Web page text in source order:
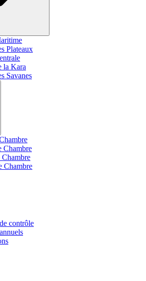
Plateaux
la Kara
Savanes
Chambre
Chambre
Chambre
contrôle